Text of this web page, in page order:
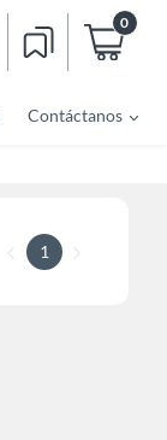
0
Contáctanos
1